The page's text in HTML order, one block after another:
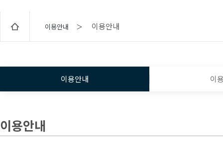
이용안내 ＞ 이용안내
이용안내 이
이용안내